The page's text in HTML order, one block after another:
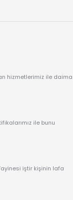
hizmetlerimiz ile daima
ile bunu
iştir kişinin lafa